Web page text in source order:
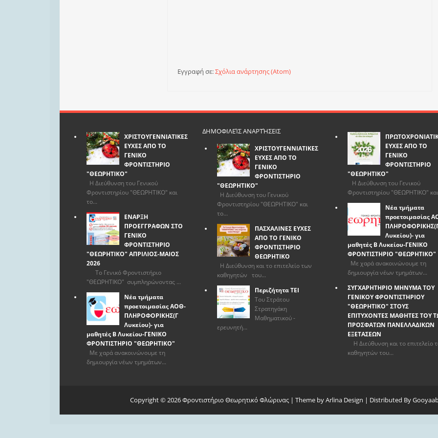
Εγγραφή σε:Σχόλια ανάρτησης (Atom)
ΧΡΙΣΤΟΥΓΕΝΝΙΑΤΙΚΕΣ
ΕΥΧΕΣ ΑΠΟ ΤΟ
ΓΕΝΙΚΟ
ΦΡΟΝΤΙΣΤΗΡΙΟ
"ΘΕΩΡΗΤΙΚΟ"
Η Διεύθυνση του Γενικού
Φροντιστηρίου "ΘΕΩΡΗΤΙΚΟ" και
το...
ΕΝΑΡΞΗ
ΠΡΟΕΓΓΡΑΦΩΝ ΣΤΟ
ΓΕΝΙΚΟ
ΦΡΟΝΤΙΣΤΗΡΙΟ
"ΘΕΩΡΗΤΙΚΟ" ΑΠΡΙΛΙΟΣ-ΜΑΙΟΣ
2026
Το Γενικό Φροντιστήριο
"ΘΕΩΡΗΤΙΚΟ" συμπληρώνοντας ...
Νέα τμήματα
προετοιμασίας ΑΟΘ-
ΠΛΗΡΟΦΟΡΙΚΗΣ(Γ
Λυκείου)- για
μαθητές Β Λυκείου-ΓΕΝΙΚΟ
ΦΡΟΝΤΙΣΤΗΡΙΟ "ΘΕΩΡΗΤΙΚΟ"
Με χαρά ανακοινώνουμε τη
δημιουργία νέων τμημάτων...
ΔΗΜΟΦΙΛΕΊΣ ΑΝΑΡΤΉΣΕΙΣ
ΧΡΙΣΤΟΥΓΕΝΝΙΑΤΙΚΕΣ
ΕΥΧΕΣ ΑΠΟ ΤΟ
ΓΕΝΙΚΟ
ΦΡΟΝΤΙΣΤΗΡΙΟ
"ΘΕΩΡΗΤΙΚΟ"
Η Διεύθυνση του Γενικού
Φροντιστηρίου "ΘΕΩΡΗΤΙΚΟ" και
το...
ΠΑΣΧΑΛΙΝΕΣ ΕΥΧΕΣ
ΑΠΟ ΤΟ ΓΕΝΙΚΟ
ΦΡΟΝΤΙΣΤΗΡΙΟ
ΘΕΩΡΗΤΙΚΟ
Η Διεύθυνση και το επιτελείο των
καθηγητών του...
Περιζήτητα ΤΕΙ
Του Στράτου
Στρατηγάκη
Mαθηματικού -
ερευνητή...
ΕΥΧΕΣ ΑΠΟ ΤΟ
ΓΕΝΙΚΟ
ΦΡΟΝΤΙΣΤΗΡΙΟ
"ΘΕΩΡΗΤΙΚΟ"
Η Διεύθυνση του Γενικού
Φροντιστηρίου "ΘΕΩΡΗΤΙΚΟ"
Νέα τμήματα
προετοιμασίας
Λυκείου)- για
μαθητές Β Λυκείου-ΓΕΝΙΚΟ
ΦΡΟΝΤΙΣΤΗΡΙΟ "ΘΕΩΡΗΤΙΚΟ"
Με χαρά ανακοινώνουμε τη
δημιουργία νέων τμημάτων...
ΣΥΓΧΑΡΗΤΗΡΙΟ ΜΗΝΥΜΑ ΤΟΥ
ΓΕΝΙΚΟΥ ΦΡΟΝΤΙΣΤΗΡΙΟΥ
"ΘΕΩΡΗΤΙΚΟ" ΣΤΟΥΣ
ΕΠΙΤΥΧΟΝΤΕΣ ΜΑΘΗΤΕΣ ΤΟΥ
ΠΡΟΣΦΑΤΩΝ ΠΑΝΕΛΛΑΔΙΚΩΝ
ΕΞΕΤΑΣΕΩΝ
Η Διεύθυνση και το επιτελείο
καθηγητών του...
Copyright ©2026Φροντιστήριο Θεωρητικό Φλώρινας | Theme byArlina Design | Distributed By